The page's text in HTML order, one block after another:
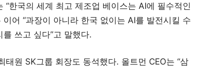
“한국의 세계 최고 제조업 베이스는 AI에 필수적인
어 “과장이 아니라 한국 없이는 AI를 발전시킬 수
쓰고 싶다”고 말했다.
원 SK그룹 회장도 동석했다. 올트먼 CEO는 “삼